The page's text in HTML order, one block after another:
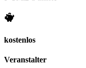
kostenlos
Veranstalter